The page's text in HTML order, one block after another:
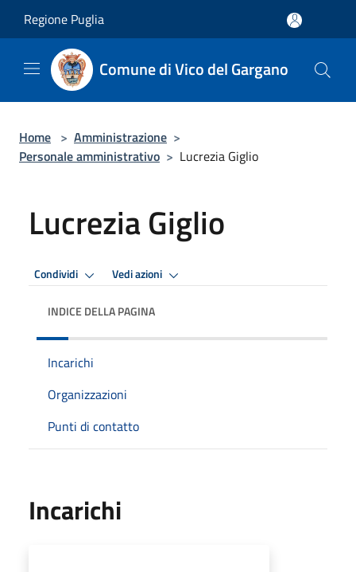
Regione Puglia
Comune di Vico del Gargano
Home > Amministrazione >
Personale amministrativo > Lucrezia Giglio
Lucrezia Giglio
Condividi Vedi azioni
INDICE DELLA PAGINA
Incarichi
Organizzazioni
Punti di contatto
Incarichi